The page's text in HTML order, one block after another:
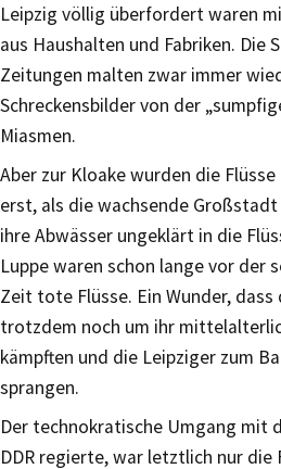
Leipzig völlig überfordert waren
aus Haushalten und Fabriken. Die
Zeitungen malten zwar immer
Schreckensbilder von der
Miasmen.
Aber zur Kloake wurden die
erst, als die wachsende Großstadt
ihre Abwässer ungeklärt in die
Luppe waren schon lange vor der
Zeit tote Flüsse. Ein Wunder,
trotzdem noch um ihr
kämpften und die Leipziger zum
sprangen.
Der technokratische Umgang mit
DDR regierte, war letztlich nur die